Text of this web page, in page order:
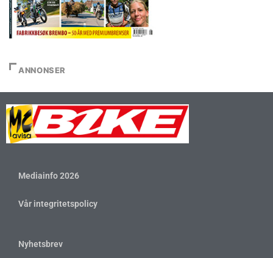
ANNONSER
Mediainfo 2026
Vår integritetspolicy
Nyhetsbrev